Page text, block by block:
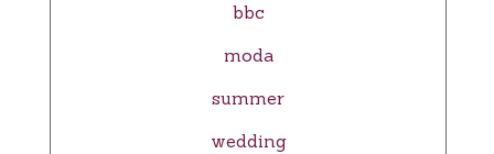
bbc
moda
summer
wedding